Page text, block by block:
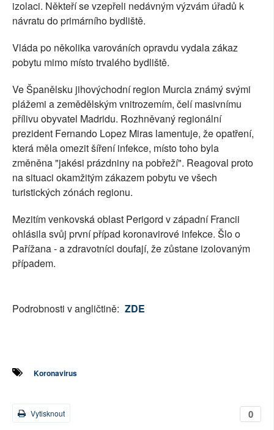
izolaci. Někteří se vzepřeli nedávným výzvám úřadů k
návratu do primárního bydliště.
Vláda po několika varováních opravdu vydala zákaz
pobytu mimo místo trvalého bydliště.
Ve Španělsku jihovýchodní region Murcia známý svými
plážemi a zemědělským vnitrozemím, čelí masivnímu
přílivu obyvatel Madridu. Rozhněvaný regionální
prezident Fernando Lopez Miras lamentuje, že opatření,
která měla omezit šíření infekce, místo toho byla
změněna "jakési prázdniny na pobřeží". Reagoval proto
na situaci okamžitým zákazem pobytu ve všech
turistických zónách regionu.
Mezitím venkovská oblast Perigord v západní Francii
ohlásila svůj první případ koronavirové infekce. Šlo o
Pařížana - a zdravotníci doufají, že zůstane izolovaným
případem.
Podrobnosti v angličtině: ZDE
Koronavirus
0
Vytisknout